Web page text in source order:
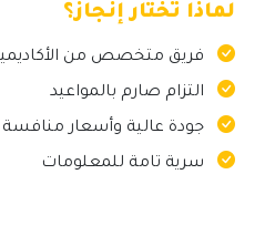
لماذا تختار إنجاز؟
فريق متخصص من
التزام صارم بالمواعيد
جودة عالية وأسعار منافسة
سرية تامة للمعلومات